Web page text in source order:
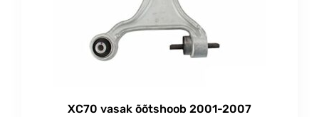
XC70 vasak õõtshoob 2001-2007